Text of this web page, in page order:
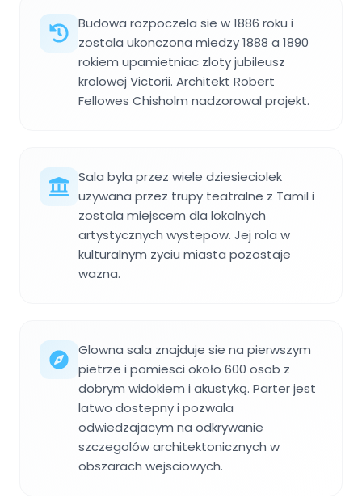
Budowa rozpoczela sie w 1886 roku i
zostala ukonczona miedzy 1888 a 1890
rokiem upamietniac zloty jubileusz
krolowej Victorii. Architekt Robert
Fellowes Chisholm nadzorowal projekt.
Sala byla przez wiele dziesieciolek
uzywana przez trupy teatralne z Tamil i
zostala miejscem dla lokalnych
artystycznych wystepow. Jej rola w
kulturalnym zyciu miasta pozostaje
wazna.
Glowna sala znajduje sie na pierwszym
pietrze i pomiesci około 600 osob z
dobrym widokiem i akustyką. Parter jest
latwo dostepny i pozwala
odwiedzajacym na odkrywanie
szczegolów architektonicznych w
obszarach wejsciowych.